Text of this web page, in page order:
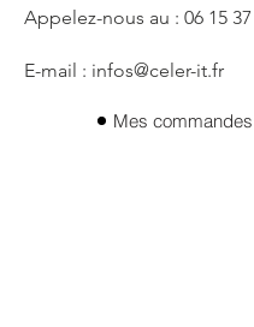
Appelez-nous au : 06 15 37
E-mail : infos@celer-it.fr
Mes commandes